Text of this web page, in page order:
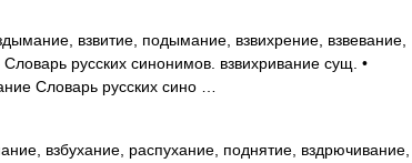
взвитие, подымание, взвихрение, взвевание,
русских синонимов. взвихривание сущ. •
Словарь русских сино …
взбухание, распухание, поднятие, вздрючивание,